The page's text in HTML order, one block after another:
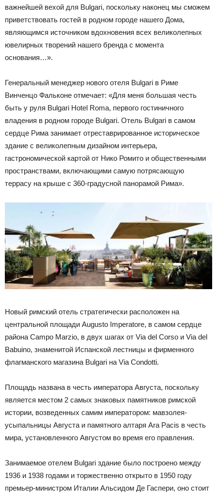
важнейшей вехой для Bulgari, поскольку наконец мы сможем
приветствовать гостей в родном городе нашего Дома,
являющимся источником вдохновения всех великолепных
ювелирных творений нашего бренда с момента
основания…».
Генеральный менеджер нового отеля Bulgari в Риме
Винченцо Фальконе отмечает: «Для меня большая честь
быть у руля Bulgari Hotel Roma, первого гостиничного
владения в родном городе Bulgari. Отель Bulgari в самом
сердце Рима занимает отреставрированное историческое
здание с великолепным дизайном интерьера,
гастрономической картой от Нико Ромито и общественными
пространствами, включающими самую потрясающую
террасу на крыше с 360-градусной панорамой Рима».
Новый римский отель стратегически расположен на
центральной площади Augusto Imperatore, в самом сердце
района Campo Marzio, в двух шагах от Via del Corso и Via del
Babuino, знаменитой Испанской лестницы и фирменного
флагманского магазина Bulgari на Via Condotti.
Площадь названа в честь императора Августа, поскольку
является местом 2 самых знаковых памятников римской
истории, возведенных самим императором: мавзолея-
усыпальницы Августа и памятного алтаря Ara Pacis в честь
мира, установленного Августом во время его правления.
Занимаемое отелем Bulgari здание было построено между
1936 и 1938 годами и торжественно открыто в 1950 году
премьер-министром Италии Альсидом Де Гаспери, оно стоит